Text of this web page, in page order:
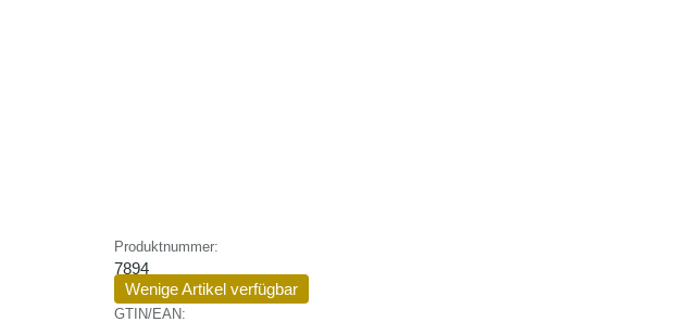
Produktnummer:
7894
Wenige Artikel verfügbar
GTIN/EAN: